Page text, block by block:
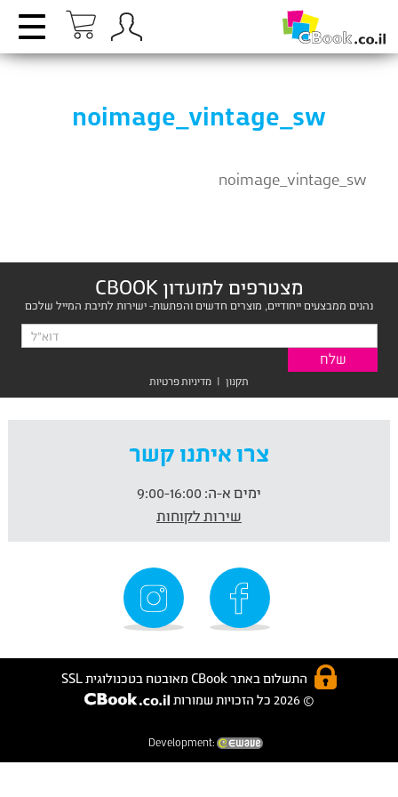
noimage_vintage_sw
noimage_vintage_sw
מצטרפים למועדון CBOOK
נהנים ממבצעים ייחודיים, מוצרים חדשים והפתעות- ישירות לתיבת המייל שלכם
תקנון | מדיניות פרטיות
צרו איתנו קשר
ימים א-ה:
שירות לקוחות
התשלום באתר CBook מאובטח בטכנולוגית SSL
© 2026 כל הזכויות שמורות
Development: